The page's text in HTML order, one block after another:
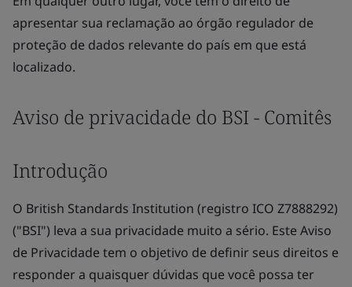
apresentar sua reclamação ao órgão regulador de
proteção de dados relevante do país em que está
localizado.
Aviso de privacidade do BSI - Comitês
Introdução
O British Standards Institution (registro ICO Z7888292)
("BSI") leva a sua privacidade muito a sério. Este Aviso
de Privacidade tem o objetivo de definir seus direitos e
responder a quaisquer dúvidas que você possa ter